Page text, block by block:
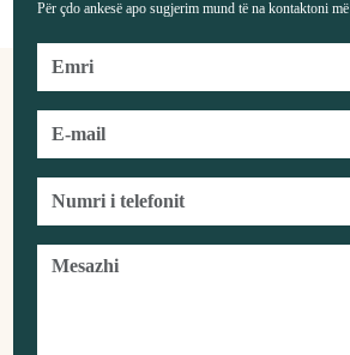
Për çdo ankesë apo sugjerim mund të na kontaktoni